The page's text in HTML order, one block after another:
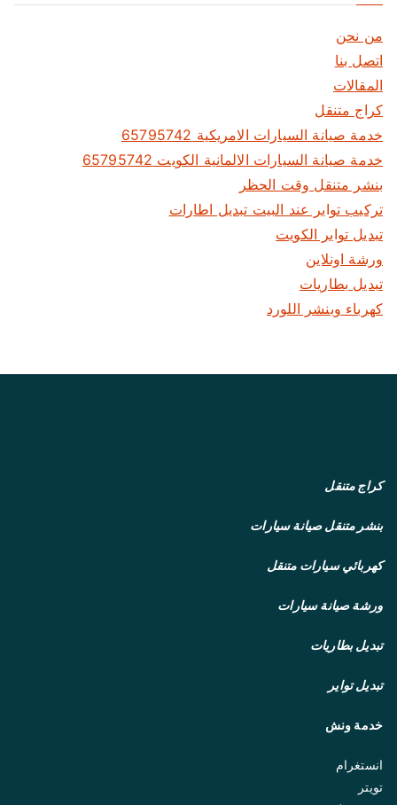
من نحن
اتصل بنا
المقالات
كراج متنقل
خدمة صيانة السيارات الامريكية 65795742
خدمة صيانة السيارات الالمانية الكويت 65795742
بنشر متنقل وقت الحظر
تركيب تواير عند البيت تبديل اطارات
تبديل تواير الكويت
ورشة اونلاين
تبديل بطاريات
كهرباء وبنشر اللورد
كراج متنقل
بنشر متنقلصيانة سيارات
كهربائي سيارات متنقل
ورشة صيانة سيارات
تبديل بطاريات
تبديل تواير
خدمة ونش
انستغرام
تويتر